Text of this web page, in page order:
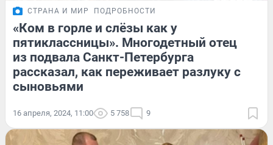
СТРАНА И МИР ПОДРОБНОСТИ
«Ком в горле и слёзы как у
пятиклассницы». Многодетный отец
из подвала Санкт-Петербурга
рассказал, как переживает разлуку с
сыновьями
16 апреля, 2024, 11:00 5 758 9